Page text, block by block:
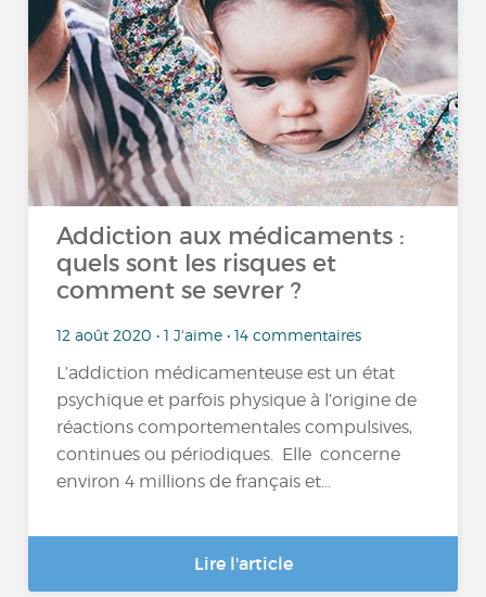
Addiction aux médicaments :
quels sont les risques et
comment se sevrer ?
12 août 2020 • 1 J'aime • 14 commentaires
L’addiction médicamenteuse est un état
psychique et parfois physique à l’origine de
réactions comportementales compulsives,
continues ou périodiques. Elle concerne
environ 4 millions de français et...
Lire l'article